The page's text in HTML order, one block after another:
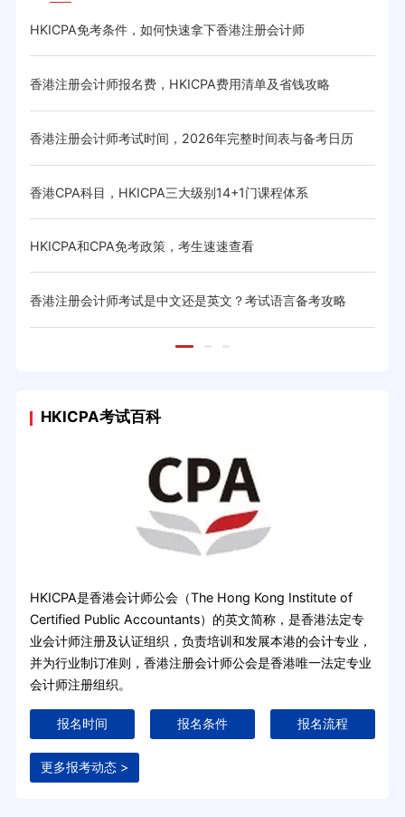
HKICPA免考条件，如何快速拿下香港注册会计师
香港注册会计师报名费，HKICPA费用清单及省钱攻略
香港注册会计师考试时间，2026年完整时间表与备考日历
香港CPA科目，HKICPA三大级别14+1门课程体系
HKICPA和CPA免考政策，考生速速查看
香港注册会计师考试是中文还是英文？考试语言备考攻略
HKICPA考试百科
HKICPA是香港会计师公会（The Hong Kong Institute of
Certified Public Accountants）的英文简称，是香港法定专
业会计师注册及认证组织，负责培训和发展本港的会计专业，
并为行业制订准则，香港注册会计师公会是香港唯一法定专业
会计师注册组织。
报名时间 报名条件 报名流程
更多报考动态 >